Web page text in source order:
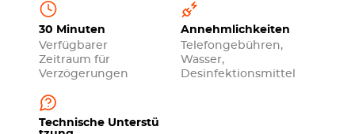
30 Minuten
Verfügbarer
Zeitraum für
Verzögerungen
Annehmlichkeiten
Telefongebühren,
Wasser,
Desinfektionsmittel
Technische Unterstü